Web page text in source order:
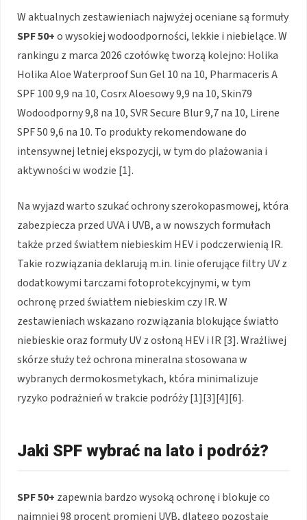
W aktualnych zestawieniach najwyżej oceniane są formuły
SPF 50+o wysokiej wodoodporności, lekkie i niebielące. W
rankingu z marca 2026 czołówkę tworzą kolejno: Holika
Holika Aloe Waterproof Sun Gel 10 na 10, Pharmaceris A
SPF 100 9,9 na 10, Cosrx Aloesowy 9,9 na 10, Skin79
Wodoodporny 9,8 na 10, SVR Secure Blur 9,7 na 10, Lirene
SPF 50 9,6 na 10. To produkty rekomendowane do
intensywnej letniej ekspozycji, w tym do plażowania i
aktywności w wodzie [1].
Na wyjazd warto szukać ochrony szerokopasmowej, która
zabezpiecza przed UVA i UVB, a w nowszych formułach
także przed światłem niebieskim HEV i podczerwienią IR.
Takie rozwiązania deklarują m.in. linie oferujące filtry UV z
dodatkowymi tarczami fotoprotekcyjnymi, w tym
ochronę przed światłem niebieskim czy IR. W
zestawieniach wskazano rozwiązania blokujące światło
niebieskie oraz formuły UV z osłoną HEV i IR [3]. Wrażliwej
skórze służy też ochrona mineralna stosowana w
wybranych dermokosmetykach, która minimalizuje
ryzyko podrażnień w trakcie podróży [1][3][4][6].
Jaki SPF wybrać na lato i podróż?
SPF 50+ zapewnia bardzo wysoką ochronę i blokuje co
najmniej 98 procent promieni UVB, dlatego pozostaje